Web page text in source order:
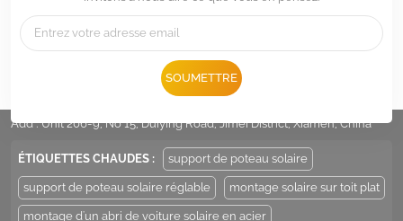
SOUMETTRE
Sales@LandpowerSolar.com
Add : Unit 206-9, No 15, Duiying Road, Jimei District, Xiamen, China
ÉTIQUETTES CHAUDES : support de poteau solaire
support de poteau solaire réglable montage solaire sur toit plat
montage d'un abri de voiture solaire en acier